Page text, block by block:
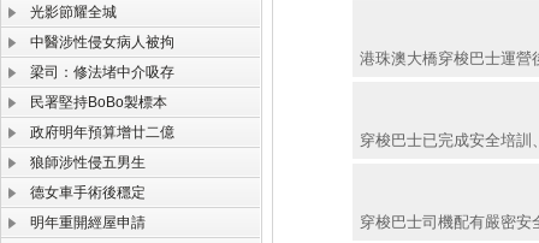
光影節耀全城
中醫涉性侵女病人被拘
梁司：修法堵中介吸存
民署堅持BoBo製標本
政府明年預算增廿二億
狼師涉性侵五男生
德女車手術後穩定
明年重開經屋申請
港珠澳大橋穿梭巴士運營
穿梭巴士已完成安全培
穿梭巴士司機配有嚴密安